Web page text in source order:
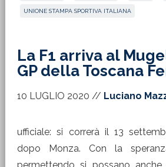
UNIONE STAMPA SPORTIVA ITALIANA
La F1 arriva al
GP della Toscana
10 LUGLIO 2020 // Luciano
ufficiale: si correrà il 13
dopo Monza. Con la